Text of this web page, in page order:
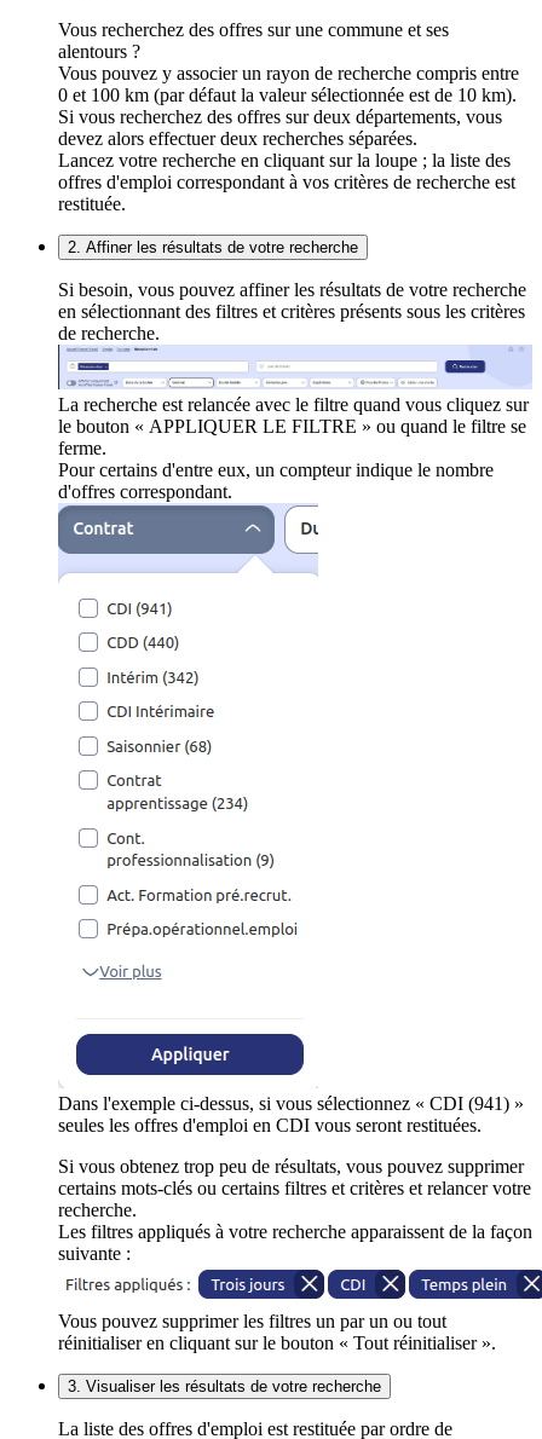
Vous recherchez des offres sur une commune et ses
alentours ?
Vous pouvez y associer un rayon de recherche compris entre
0 et 100 km (par défaut la valeur sélectionnée est de 10 km).
Si vous recherchez des offres sur deux départements, vous
devez alors effectuer deux recherches séparées.
Lancez votre recherche en cliquant sur la loupe ; la liste des
offres d'emploi correspondant à vos critères de recherche est
restituée.
2. Affiner les résultats de votre recherche
Si besoin, vous pouvez affiner les résultats de votre recherche
en sélectionnant des filtres et critères présents sous les critères
de recherche.
La recherche est relancée avec le filtre quand vous cliquez sur
le bouton « APPLIQUER LE FILTRE » ou quand le filtre se
ferme.
Pour certains d'entre eux, un compteur indique le nombre
d'offres correspondant.
Dans l'exemple ci-dessus, si vous sélectionnez « CDI (941) »
seules les offres d'emploi en CDI vous seront restituées.
Si vous obtenez trop peu de résultats, vous pouvez supprimer
certains mots-clés ou certains filtres et critères et relancer votre
recherche.
Les filtres appliqués à votre recherche apparaissent de la façon
suivante :
Vous pouvez supprimer les filtres un par un ou tout
réinitialiser en cliquant sur le bouton « Tout réinitialiser ».
3. Visualiser les résultats de votre recherche
La liste des offres d'emploi est restituée par ordre de